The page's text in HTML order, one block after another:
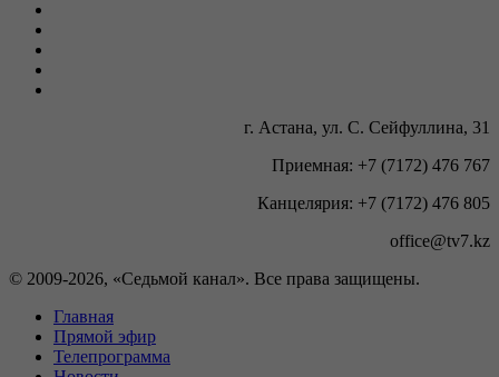
г. Астана, ул. С. Сейфуллина, 31
Приемная: +7 (7172) 476 767
Канцелярия: +7 (7172) 476 805
office@tv7.kz
© 2009-2026, «Седьмой канал». Все права защищены.
Главная
Прямой эфир
Телепрограмма